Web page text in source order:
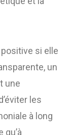
si elle
un
une
les
à long